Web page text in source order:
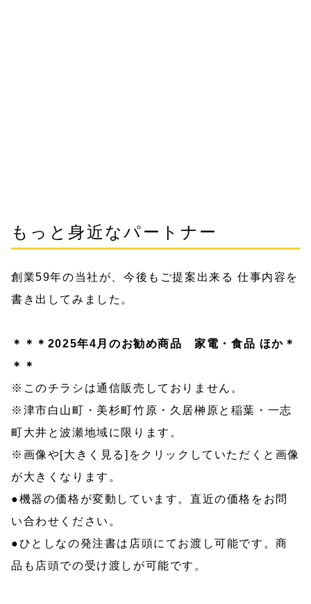
もっと身近なパートナー
創業59年の当社が、今後もご提案出来る 仕事内容を
書き出してみました。
＊＊＊2025年4月のお勧め商品 家電・食品 ほか＊
＊＊
※このチラシは通信販売しておりません。
※津市白山町・美杉町竹原・久居榊原と稲葉・一志
町大井と波瀬地域に限ります。
※画像や[大きく見る]をクリックしていただくと画像
が大きくなります。
●機器の価格が変動しています。直近の価格をお問
い合わせください。
●ひとしなの発注書は店頭にてお渡し可能です。商
品も店頭での受け渡しが可能です。